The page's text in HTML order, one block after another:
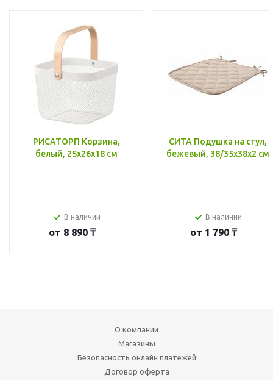
РИСАТОРП Корзина,
белый, 25x26x18 см
В наличии
от 8 890 ₸
СИТА Подушка на стул,
бежевый, 38/35x38x2 см
В наличии
от 1 790 ₸
О компании
Магазины
Безопасность онлайн платежей
Договор оферта